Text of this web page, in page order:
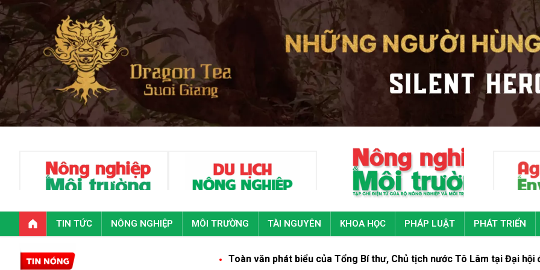
TIN TỨC NÔNG NGHIỆP MÔI TRƯỜNG TÀI NGUYÊN KHOA HỌC PHÁP LUẬT PHÁT TRIỂN
Toàn văn phát biểu của Tổng Bí thư, Chủ tịch nước Tô Lâm tại Đại hội đại biểu toàn